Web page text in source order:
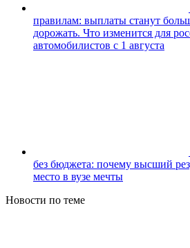
правилам: выплаты станут
дорожать. Что изменится для
автомобилистов с 1 августа
без бюджета: почему высший
место в вузе мечты
Новости по теме